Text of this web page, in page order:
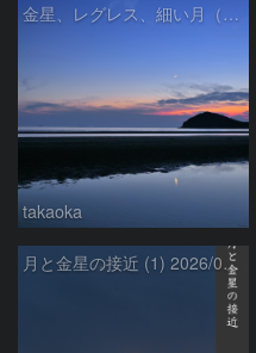
金星、レグレス、細い月（７月１６日）
takaoka
月と金星の接近 (1) 2026/07/17